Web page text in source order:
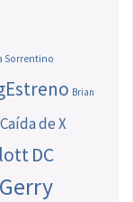
Sorrentino
Brian
Caída de X
DC
Gerry